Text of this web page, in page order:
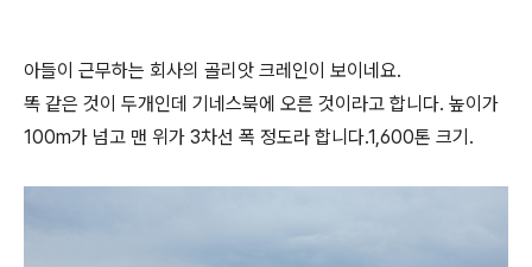
아들이 근무하는 회사의 골리앗 크레인이 보이네요.
똑 같은 것이 두개인데 기네스북에 오른 것이라고 합니다. 높이가
100m가 넘고 맨 위가 3차선 폭 정도라 합니다.1,600톤 크기.